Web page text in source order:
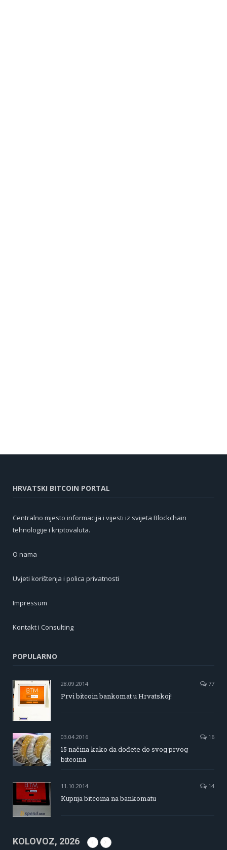
HRVATSKI BITCOIN PORTAL
Centralno mjesto informacija i vijesti iz svijeta Blockchain
tehnologije i kriptovaluta.
O nama
Uvjeti korištenja i polica privatnosti
Impressum
Kontakt i Consulting
POPULARNO
28.09.2014 77
Prvi bitcoin bankomat u Hrvatskoj!
03.04.2016 16
15 načina kako da dođete do svog prvog
bitcoina
11.10.2014 14
Kupnja bitcoina na bankomatu
KOLOVOZ, 2026